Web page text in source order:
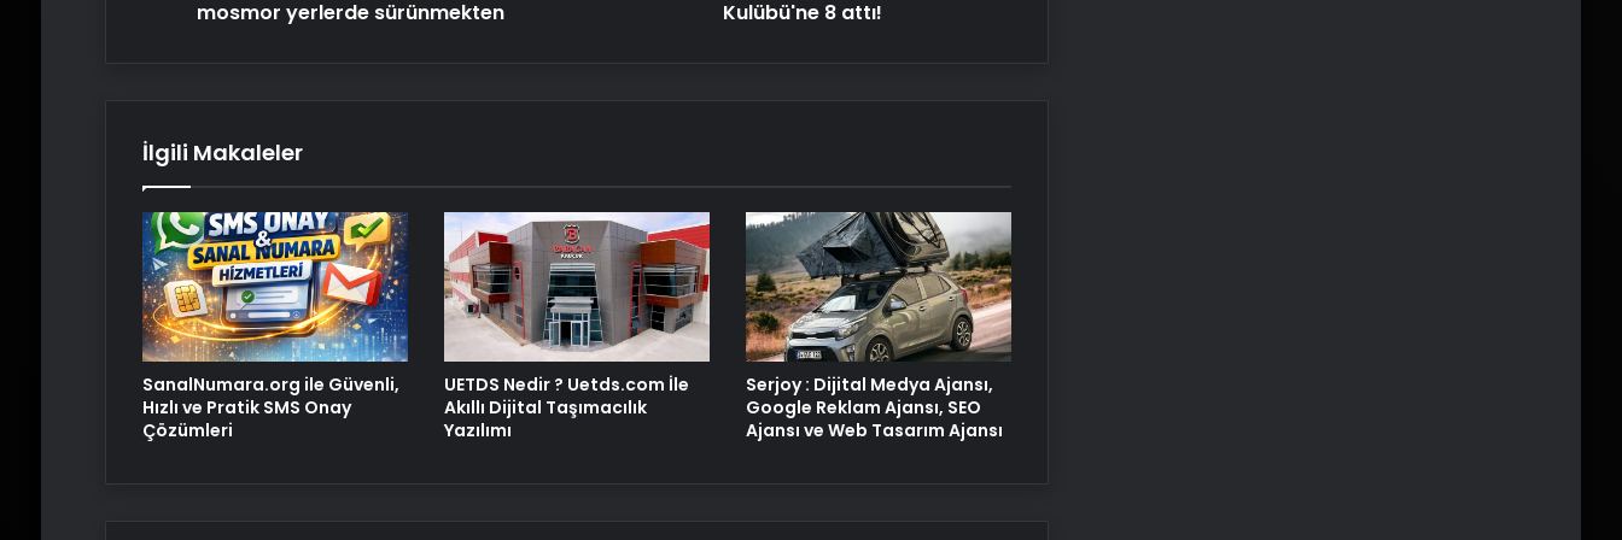
Osmanzadem ile Katkısız ve Doğal
Beslenme Dönemi
Ortopodoloji İle Diyabetik Ayak
Yarası Tedavisi
mosmor yerlerde sürünmekten Kulübü'ne 8 attı!
İlgili Makaleler
SanalNumara.org ile Güvenli,
Hızlı ve Pratik SMS Onay
Çözümleri
UETDS Nedir ? Uetds.com İle
Akıllı Dijital Taşımacılık
Yazılımı
Serjoy : Dijital Medya Ajansı,
Google Reklam Ajansı, SEO
Ajansı ve Web Tasarım Ajansı